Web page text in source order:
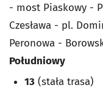
- most Piaskowy -
Czesława - pl.
Peronowa -
Południowy
13 (stała trasa)